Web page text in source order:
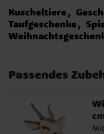
Kuscheltiere
Taufgeschenke
Passendes